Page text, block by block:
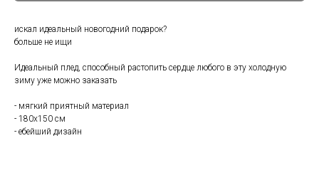
искал идеальный новогодний подарок?
больше не ищи
Идеальный плед, способный растопить сердце любого в эту холодную
зиму уже можно заказать
- мягкий приятный материал
- 180х150 см
- ебейший дизайн